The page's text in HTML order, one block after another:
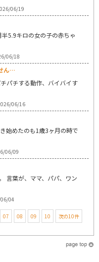
06/19
5.9キロの女の子の赤ちゃ
06/18
ん…
パチする動作、バイバイす
06/16
始めたのも1歳3ヶ月の時で
06/09
言葉が、ママ、パパ、ワン
04
07 08 09 10 次の10件